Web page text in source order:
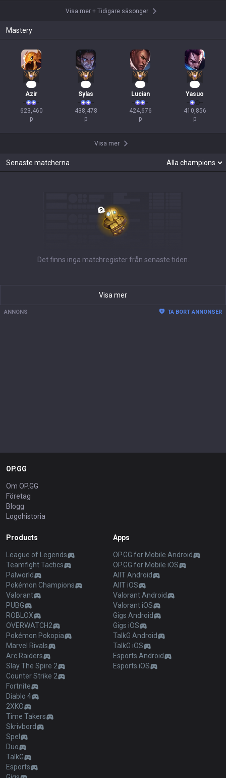
Visa mer + Tidigare säsonger
Mastery
Azir
623,460
p
Sylas
438,478
p
Lucian
424,676
p
Yasuo
410,856
p
Visa mer
Senaste matcherna
Det finns inga matchregister från senaste tiden.
Visa mer
ANNONS TA BORT ANNONSER
OP.GG
Om OP.GG
Företag
Blogg
Logohistoria
Products
League of Legends
Teamfight Tactics
Palworld
Pokémon Champions
Valorant
PUBG
ROBLOX
OVERWATCH2
Pokémon Pokopia
Marvel Rivals
Arc Raiders
Slay The Spire 2
Counter Strike 2
Fortnite
Diablo 4
2XKO
Time Takers
Skrivbord
Spel
Duo
TalkG
Esports
Apps
OP.GG for Mobile Android
OP.GG for Mobile iOS
AllT Android
AllT iOS
Valorant Android
Valorant iOS
Gigs Android
Gigs iOS
TalkG Android
TalkG iOS
Esports Android
Esports iOS